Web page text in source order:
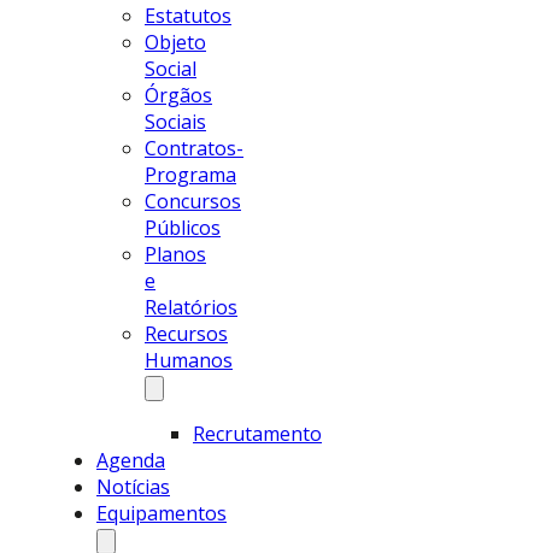
Estatutos
Objeto
Social
Órgãos
Sociais
Contratos-
Programa
Concursos
Públicos
Planos
e
Relatórios
Recursos
Humanos
Recrutamento
Agenda
Notícias
Equipamentos